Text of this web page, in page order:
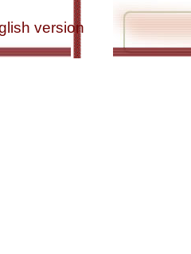
version